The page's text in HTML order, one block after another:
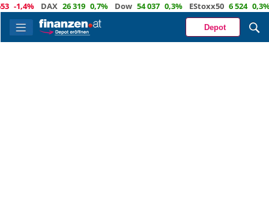
DAX 26 319 0,7% Dow 54 037 0,3% EStoxx50 6 524 0,3%
Depot